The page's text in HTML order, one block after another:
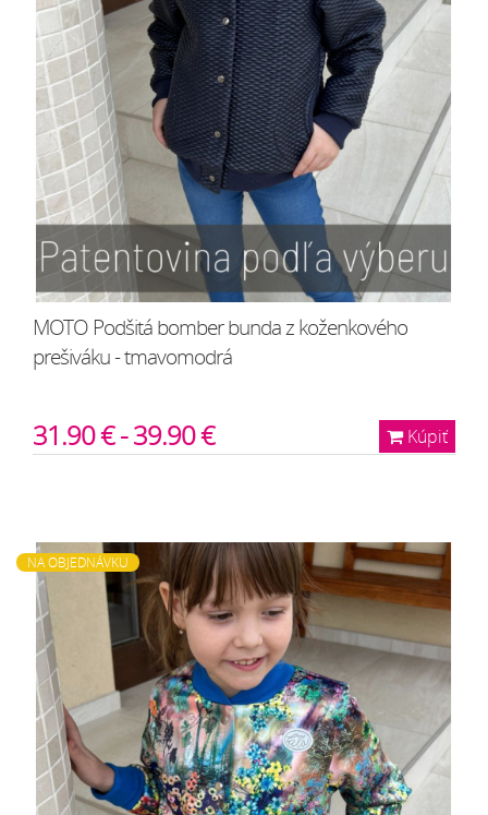
MOTO Podšitá bomber bunda z koženkového
prešiváku - tmavomodrá
Kúpiť
31.90 € - 39.90 €
NA OBJEDNÁVKU